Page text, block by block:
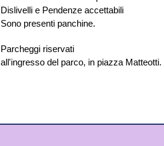
Dislivelli e Pendenze accettabili
Sono presenti panchine.
Parcheggi riservati
all'ingresso del parco, in piazza Matteotti.